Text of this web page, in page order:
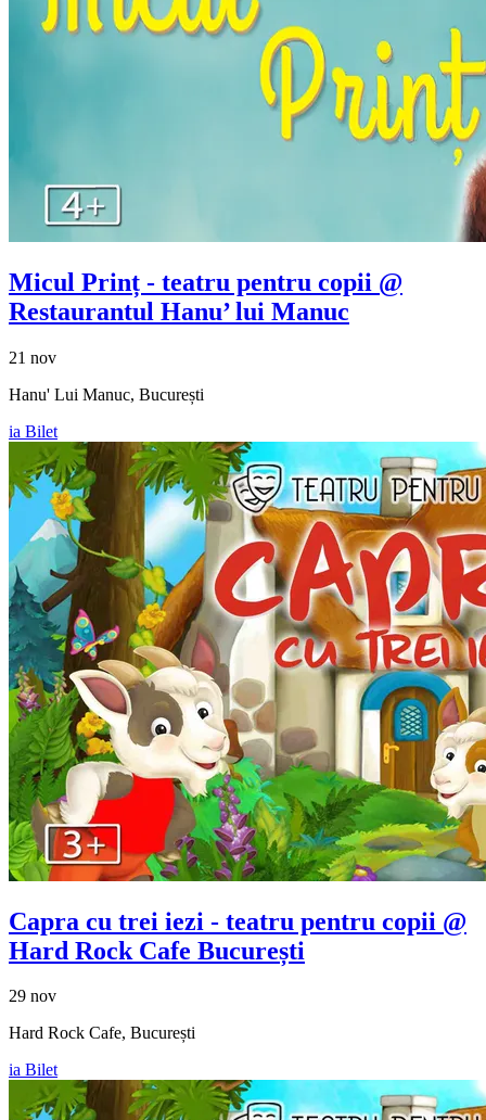
Micul Prinț - teatru pentru copii @
Restaurantul Hanu’ lui Manuc
21 nov
Hanu' Lui Manuc, București
ia Bilet
Capra cu trei iezi - teatru pentru copii @
Hard Rock Cafe București
29 nov
Hard Rock Cafe, București
ia Bilet